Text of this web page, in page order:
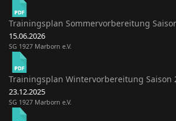
Trainingsplan Sommervorbereitung
15.06.2026
SG 1927 Marborn e.V.
Trainingsplan Wintervorbereitung Saison
23.12.2025
SG 1927 Marborn e.V.